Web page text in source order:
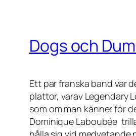
Dogs och
Ett par franska band var
plattor, varav Legendary
som om man känner för
Dominique Laboubée